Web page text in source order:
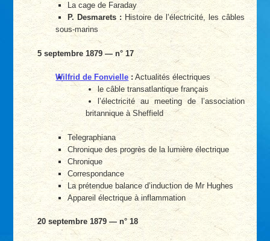
La cage de Faraday
P. Desmarets :Histoire de l’électricité, les câbles
sous-marins
5 septembre 1879 — n° 17
Wilfrid de Fonvielle :Actualités électriques
le câble transatlantique français
l’électricité au meeting de l’association
britannique à Sheffield
Telegraphiana
Chronique des progrès de la lumière électrique
Chronique
Correspondance
La prétendue balance d’induction de Mr Hughes
Appareil électrique à inflammation
20 septembre 1879 — n° 18